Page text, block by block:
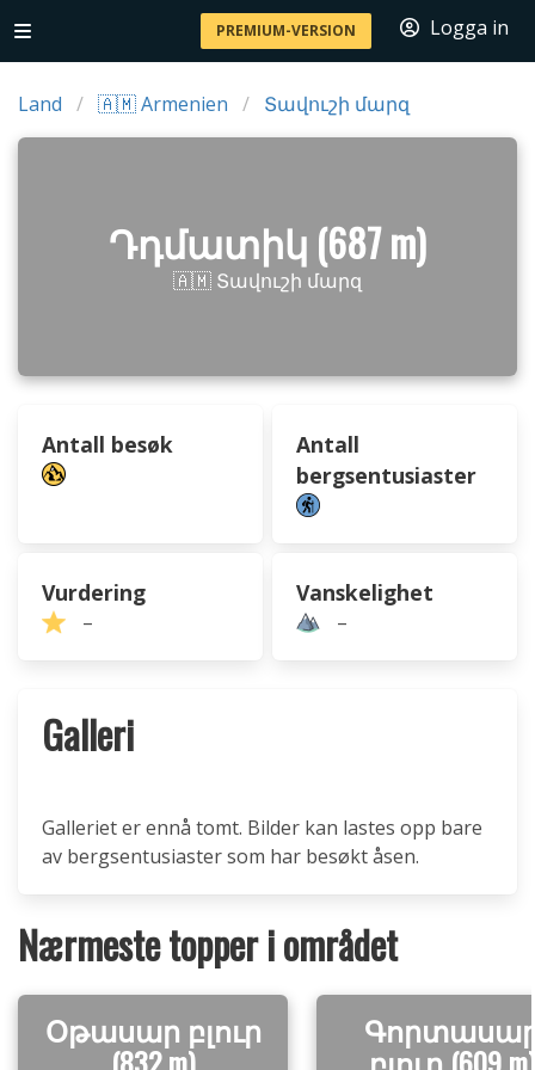
PREMIUM-VERSION Logga in
Land 🇦🇲 Armenien Տավուշի մարզ
Դդմատիկ (687 m)
🇦🇲 Տավուշի մարզ
Antall besøk
Antall
bergsentusiaster
Vurdering
–
Vanskelighet
–
Galleri
Galleriet er ennå tomt. Bilder kan lastes opp bare
av bergsentusiaster som har besøkt åsen.
Nærmeste topper i området
Օթասար բլուր